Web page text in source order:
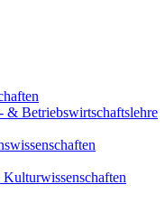
& Betriebswirtschaftslehre